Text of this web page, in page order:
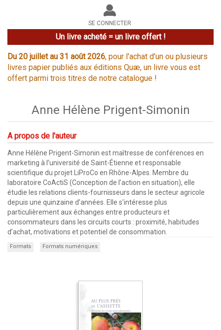
le
site
SE CONNECTER
Un livre acheté = un livre offert !
Du 20 juillet au 31 août 2026, pour l'achat d'un ou plusieurs
livres papier publiés aux éditions Quæ, un livre vous est
offert parmi trois titres de notre catalogue !
Anne Hélène Prigent-Simonin
A propos de l'auteur
Anne Hélène Prigent-Simonin est maîtresse de conférences en
marketing à l’université de Saint-Étienne et responsable
scientifique du projet LiProCo en Rhône-Alpes. Membre du
laboratoire CoActiS (Conception de l’action en situation), elle
étudie les relations clients-fournisseurs dans le secteur agricole
depuis une quinzaine d’années. Elle s’intéresse plus
particulièrement aux échanges entre producteurs et
consommateurs dans les circuits courts : proximité, habitudes
d’achat, motivations et potentiel de consommation.
Formats Formats numériques